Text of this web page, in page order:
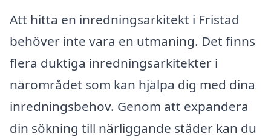
Att hitta en inredningsarkitekt i Fristad
behöver inte vara en utmaning. Det finns
flera duktiga inredningsarkitekter i
närområdet som kan hjälpa dig med dina
inredningsbehov. Genom att expandera
din sökning till närliggande städer kan du